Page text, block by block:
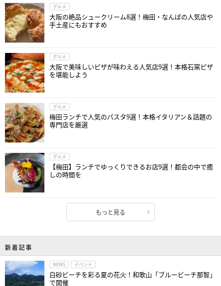
グルメ
大阪の絶品シュークリーム8選！梅田・なんばの人気店や
手土産にもおすすめ
グルメ
大阪で美味しいピザが味わえる人気店9選！本格石窯ピザ
を堪能しよう
グルメ
梅田ランチで人気のパスタ9選！本格イタリアン＆話題の
専門店を厳選
グルメ
【梅田】ランチでゆっくりできるお店9選！都会の中で癒
しの時間を
もっと見る
新着記事
NEWS イベント
白砂ビーチを彩る夏の花火！和歌山「ブルービーチ那智」
で開催